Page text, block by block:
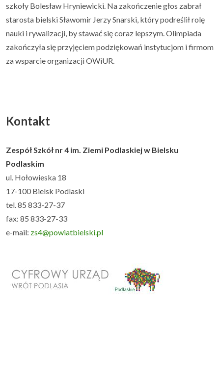
szkoły Bolesław Hryniewicki. Na zakończenie głos zabrał
starosta bielski Sławomir Jerzy Snarski, który podreślił rolę
nauki i rywalizacji, by stawać się coraz lepszym. Olimpiada
zakończyła się przyjęciem podziękowań instytucjom i firmom
za wsparcie organizacji OWiUR.
Kontakt
Zespół Szkół nr 4 im. Ziemi Podlaskiej w Bielsku
Podlaskim
ul. Hołowieska 18
17-100 Bielsk Podlaski
tel. 85 833-27-37
fax: 85 833-27-33
e-mail: zs4@powiatbielski.pl